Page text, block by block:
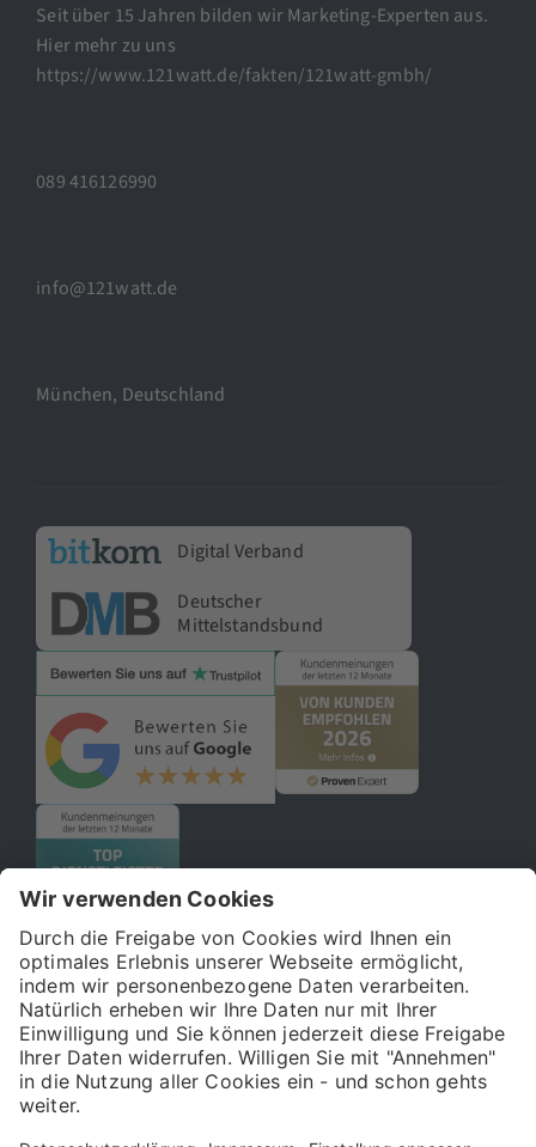
Seit über 15 Jahren bilden wir Marketing-Experten aus.
Hier mehr zu uns
https://www.121watt.de/fakten/121watt-gmbh/
089 416126990
info@121watt.de
München, Deutschland
Digital Verband
Deutscher
Mittelstandsbund
© 2026 121WATT GmbH
Über uns